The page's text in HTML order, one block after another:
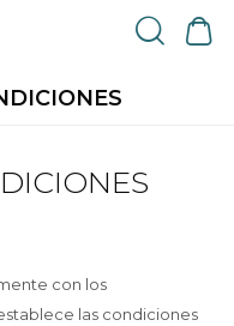
con los
las condiciones